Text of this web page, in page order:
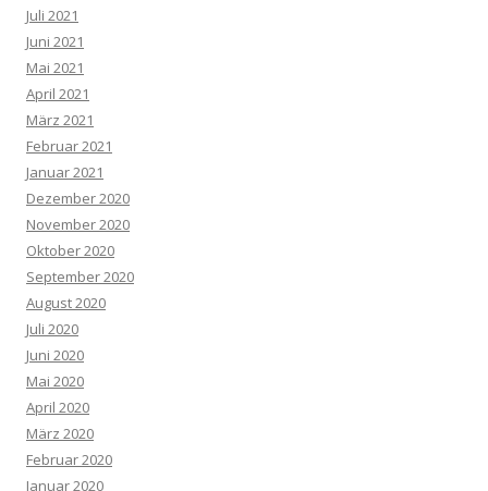
Juli 2021
Juni 2021
Mai 2021
April 2021
März 2021
Februar 2021
Januar 2021
Dezember 2020
November 2020
Oktober 2020
September 2020
August 2020
Juli 2020
Juni 2020
Mai 2020
April 2020
März 2020
Februar 2020
Januar 2020